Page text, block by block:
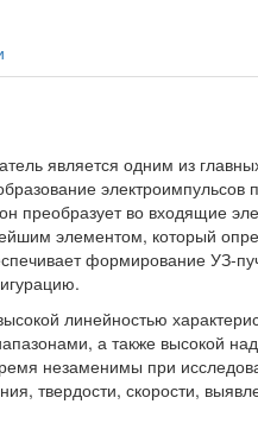
является одним из
преобразует во входящие
элементом, который
формирование УЗ-
линейностью
а также высокой
незаменимы при
твердости, скорости,